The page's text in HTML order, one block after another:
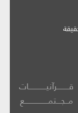
قــــــــرآنيــــــــــــات
مــجـــتمــــــــــــــــع